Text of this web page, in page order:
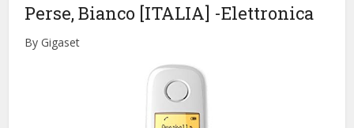
Perse, Bianco [ITALIA] -Elettronica
By Gigaset